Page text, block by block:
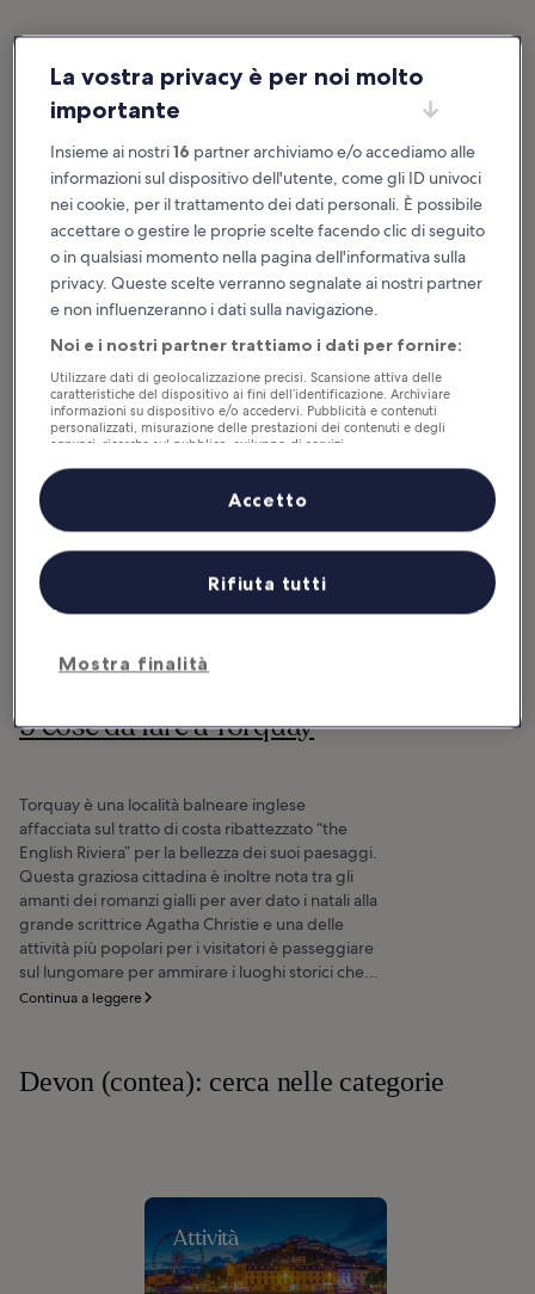
Devon (contea): cosa fare e cosa vedere
Consigli e storie divertenti
Torquay è una località balneare inglese affacciata sul tratto di costa
ribattezzato “the English Riviera” per la bellezza dei suoi paesaggi.
Questa graziosa cittadina è inoltre nota tra gli amanti dei romanzi
gialli per aver dato i natali alla grande scrittrice Agatha Christie e
una delle attività più popolari per i visitatori è passeggiare sul
lungomare per ammirare i luoghi storici che ispirarono alcune delle
sue opere più famose. Torquay vanta...Continua a leggere
9 cose da fare a Torquay
Torquay è una località balneare inglese
affacciata sul tratto di costa ribattezzato “the
English Riviera” per la bellezza dei suoi paesaggi.
Questa graziosa cittadina è inoltre nota tra gli
amanti dei romanzi gialli per aver dato i natali alla
grande scrittrice Agatha Christie e una delle
attività più popolari per i visitatori è passeggiare
sul lungomare per ammirare i luoghi storici che...
Continua a leggere
Devon (contea): cerca nelle categorie
Attività
La vostra privacy è per noi molto
importante
Insieme ai nostri16 partner archiviamo e/o accediamo alle
informazioni sul dispositivo dell'utente, come gli ID univoci
nei cookie, per il trattamento dei dati personali. È possibile
accettare o gestire le proprie scelte facendo clic di seguito
o in qualsiasi momento nella pagina dell'informativa sulla
privacy. Queste scelte verranno segnalate ai nostri partner
e non influenzeranno i dati sulla navigazione.
Noi e i nostri partner trattiamo i dati per fornire:
Utilizzare dati di geolocalizzazione precisi. Scansione attiva delle
caratteristiche del dispositivo ai fini dell’identificazione. Archiviare
informazioni su dispositivo e/o accedervi. Pubblicità e contenuti
personalizzati, misurazione delle prestazioni dei contenuti e degli
annunci, ricerche sul pubblico, sviluppo di servizi.
Elenco dei partner (fornitori)
Mostra finalità
Rifiuta tutti
Accetto